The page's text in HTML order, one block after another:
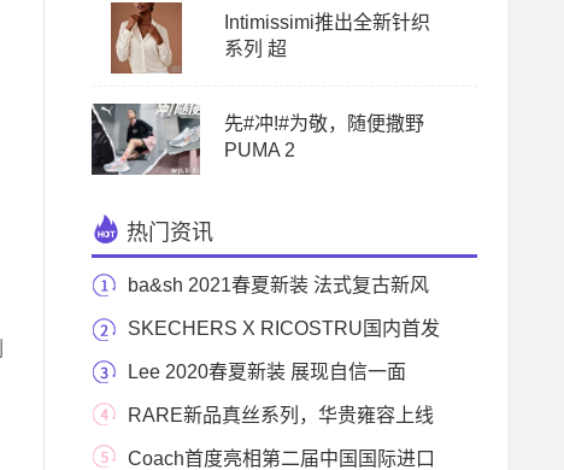
Intimissimi推出全新针织
系列 超
先#冲!#为敬，随便撒野
PUMA 2
热门资讯
ba&sh 2021春夏新装 法式复古新风
尚 SKECHERS X RICOSTRU国内首发
启航 体验复古与未来超时
Lee 2020春夏新装 展现自信一面
RARE新品真丝系列，华贵雍容上线
Coach首度亮相第二届中国国际进口